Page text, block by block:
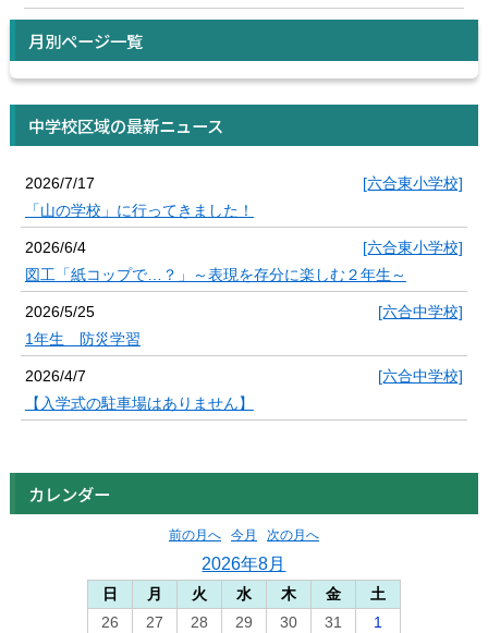
月別ページ一覧
中学校区域の最新ニュース
2026/7/17
[六合東小学校]
「山の学校」に行ってきました！
2026/6/4
[六合東小学校]
図工「紙コップで…？」～表現を存分に楽しむ２年生～
2026/5/25
[六合中学校]
1年生 防災学習
2026/4/7
[六合中学校]
【入学式の駐車場はありません】
カレンダー
前の月へ 今月 次の月へ
2026年8月
日 月 火 水 木 金
土
26
27 28 29 30 31 1